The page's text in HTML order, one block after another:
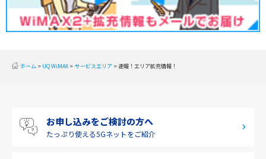
北陸
九州・沖縄
2019年11月(2)
2019年10月(1)
2019年6月(1)
ホーム UQ WiMAX サービスエリア 速報！エリア拡充情報！
お申し込みをご検討の方へ
たっぷり使える5Gネットをご紹介